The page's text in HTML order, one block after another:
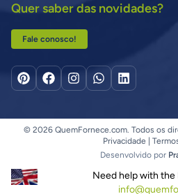
Quer saber das novidades?
Fale conosco!
© 2026 QuemFornece.com. Todos os
Privacidade
Desenvolvido por
Need help with the